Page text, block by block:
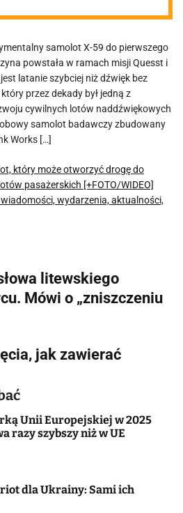
WIDEO]
samolot X-59 do pierwszego
powstała w ramach misji Quesst i
latanie szybciej niż dźwięk bez
przez dekady był jedną z
cywilnych lotów naddźwiękowych
samolot badawczy zbudowany
Works […]
który może otworzyć drogę do
pasażerskich [+FOTO/WIDEO]
wydarzenia, aktualności,
litewskiego
Mówi o „zniszczeniu
jak zawierać
Unii Europejskiej w 2025
razy szybszy niż w UE
dla Ukrainy: Sami ich